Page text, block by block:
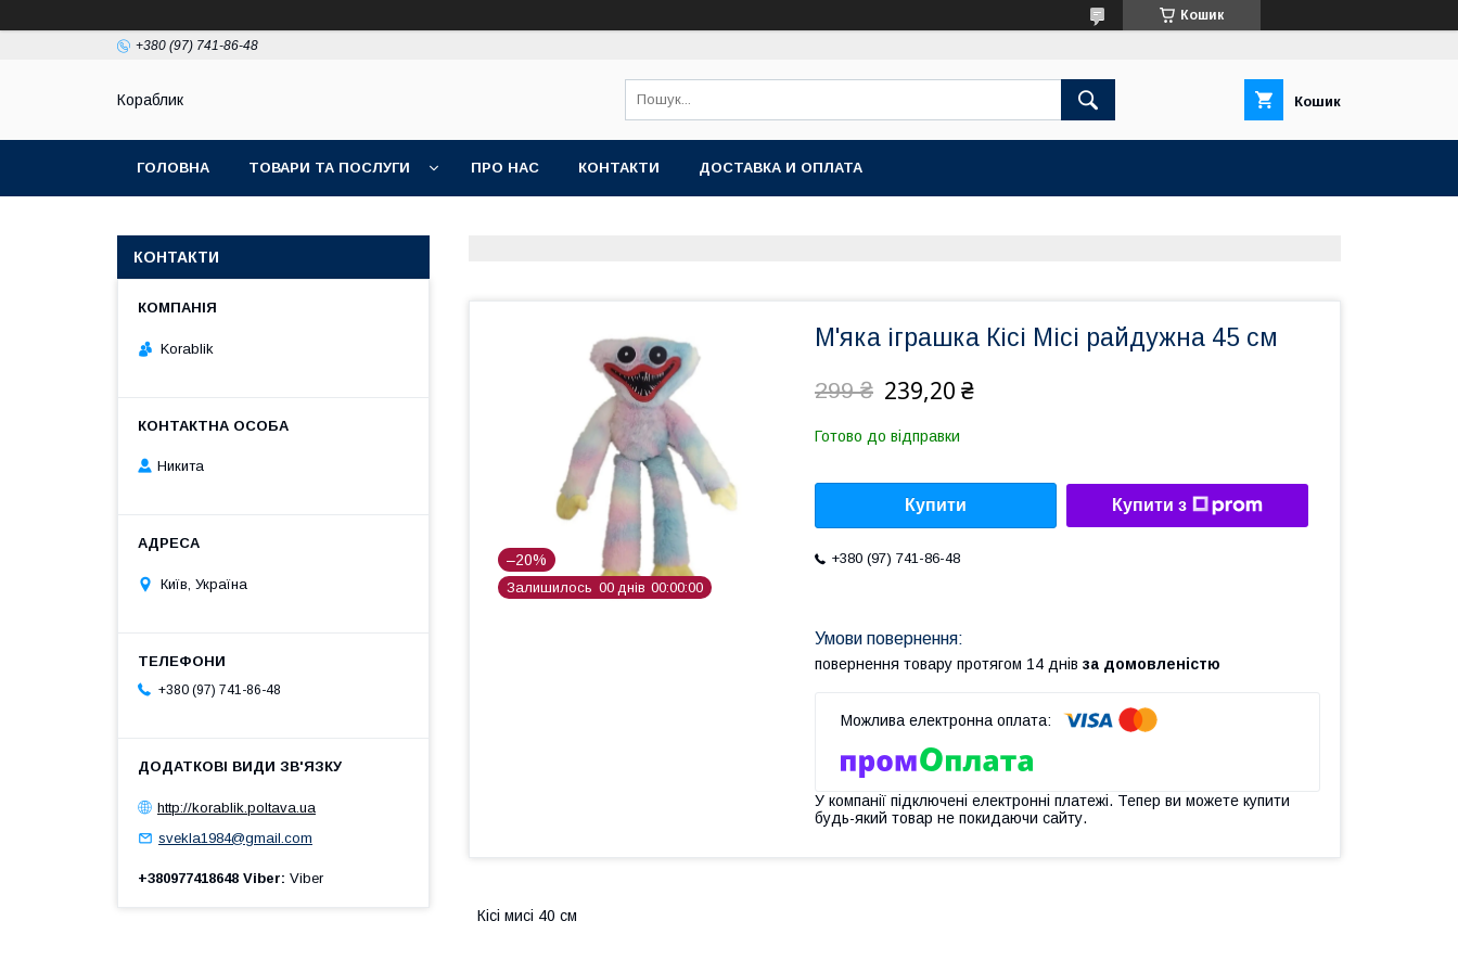
Кошик
+380 (97) 741-86-48
Кораблик Кошик
ГОЛОВНА ТОВАРИ ТА ПОСЛУГИ ПРО НАС КОНТАКТИ ДОСТАВКА И ОПЛАТА
–20%
Залишилось 00 днів 00 00 00
М'яка іграшка Кісі Місі райдужна 45 см
299 ₴ 239,20 ₴
Готово до відправки
Купити Купити з
+380 (97) 741-86-48
повернення товару протягом 14 днів за домовленістю
У компанії підключені електронні платежі. Тепер ви можете купити
будь-який товар не покидаючи сайту.
Кісі мисі 40 см
КОНТАКТИ
Korablik
Никита
Київ, Україна
+380 (97) 741-86-48
http://korablik.poltava.ua
svekla1984@gmail.com
+380977418648 Viber Viber